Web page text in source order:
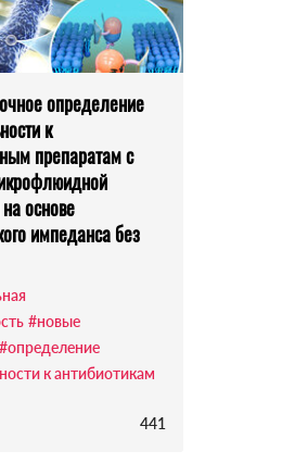
определение
к
препаратам с
основе
импеданса без
#новые
#определение
к антибиотикам
441